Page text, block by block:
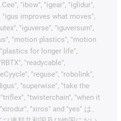
"ibow", "igear", "iglidur",
"igus improves what moves",
"iguverse", "iguversum",
"motion plastics", "motion
for longer life",
"readycable",
"reguse", "robolink",
"superwise", "take the
"twisterchain", "when it
"xiros" and "yes" は、